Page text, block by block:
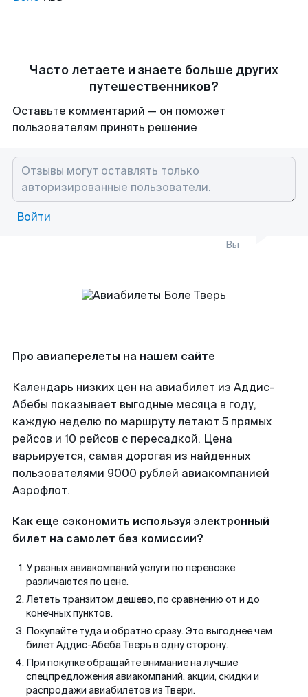
Часто летаете и знаете больше других
путешественников?
Оставьте комментарий — он поможет
пользователям принять решение
Войти
Вы
Про авиаперелеты на нашем сайте
Календарь низких цен на авиабилет из Аддис-
Абебы показывает выгодные месяца в году,
каждую неделю по маршруту летают 5 прямых
рейсов и 10 рейсов с пересадкой. Цена
варьируется, самая дорогая из найденных
пользователями 9000 рублей авиакомпанией
Аэрофлот.
Как еще сэкономить используя электронный
билет на самолет без комиссии?
У разных авиакомпаний услуги по перевозке
различаются по цене.
Лететь транзитом дешево, по сравнению от и до
конечных пунктов.
Покупайте туда и обратно сразу. Это выгоднее чем
билет Аддис-Абеба Тверь в одну сторону.
При покупке обращайте внимание на лучшие
спецпредложения авиакомпаний, акции, скидки и
распродажи авиабилетов из Твери.